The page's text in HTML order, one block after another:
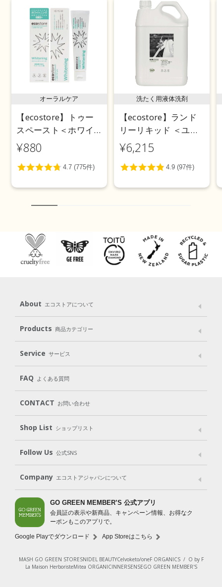
オーラルケア
【ecostore】トゥー
スペースト＜ホワイ
トニング＞ 100g
¥880
洗たく用液体洗剤
【ecostore】ランド
リーリキッド ＜ユー
カリ＞ 5L
¥6,215
About エコストアについて
メッセージ ブランドストーリー
パッケージへのこだわり
動物実験をしない
Products 商品カテゴリー
Laundry
Cleaning Baby Kids
Body（ボディ） Hair（ヘア） Oral care（オーラルケア）
Goods （グッズ）
Gift set
Service サービス
User Guide
Subscription（定期便）
FAQ よくある質問
CONTACT お問い合わせ
Shop List ショップリスト
Shop List
Follow Us 公式SNS
LINE＠ Instagram Facebook
Company エコストアジャパンについて
会社案内 ご利用規約
プライバシーポリシー
特定商取引法に基づく表示
免責事項
法人会員サービス
New Zealand Site
GO GREEN MEMBER’S 公式アプリ
会員証の表示や新商品、キャンペーン情報、お得なク
ーポンもこのアプリで。
Google Playでダウンロード App Storeはこちら
MASH GO GREEN STORESNIDEL BEAUTYCelvoketo/oneF ORGANICS/ O by F
La Maison HerboristeMitea ORGANICINNERSENSEGO GREEN MEMBER'S